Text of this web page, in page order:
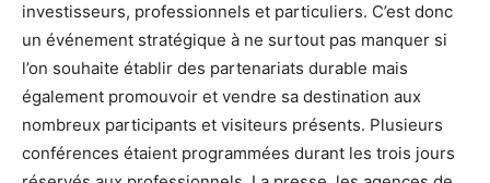
investisseurs, professionnels et particuliers. C’est donc
un événement stratégique à ne surtout pas manquer si
l’on souhaite établir des partenariats durable mais
également promouvoir et vendre sa destination aux
nombreux participants et visiteurs présents. Plusieurs
conférences étaient programmées durant les trois jours